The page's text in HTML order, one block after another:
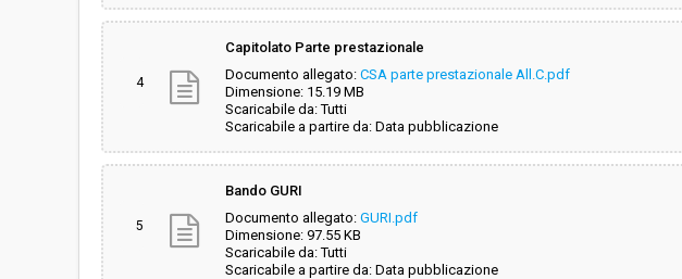
4
Capitolato Parte prestazionale
Documento allegato: CSA parte prestazionale All.C.pdf
Dimensione: 15.19 MB
Scaricabile da: Tutti
Scaricabile a partire da: Data pubblicazione
5
Bando GURI
Documento allegato: GURI.pdf
Dimensione: 97.55 KB
Scaricabile da: Tutti
Scaricabile a partire da: Data pubblicazione